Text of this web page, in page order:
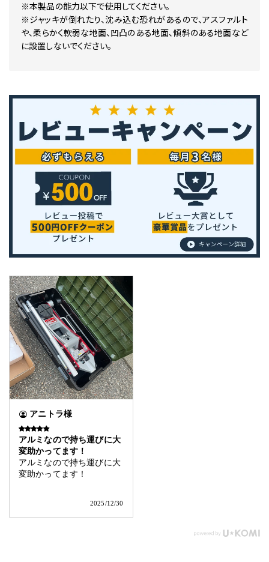
※本製品の能力以下で使用してください。
※ジャッキが倒れたり、沈み込む恐れがあるので、アスファルト
や、柔らかく軟弱な地面、凹凸のある地面、傾斜のある地面など
に設置しないでください。
アニトラ様
アルミなので持ち運びに大
変助かってます！
アルミなので持ち運びに大
変助かってます！
2025/12/30